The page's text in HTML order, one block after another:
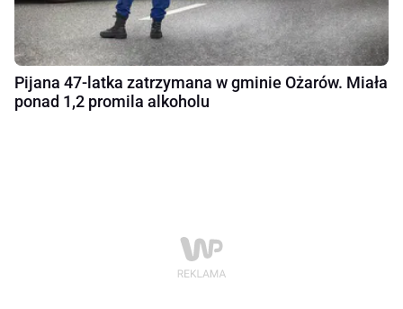
Pijana 47-latka zatrzymana w gminie Ożarów. Miała
ponad 1,2 promila alkoholu